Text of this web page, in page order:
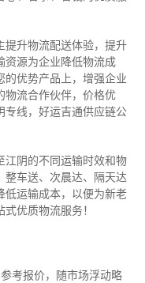
提升物流配送体验，提升
资源为企业降低物流成
的优势产品上，增强企业
物流合作伙伴，价格优
专线，好运吉通供应链公
江阴的不同运输时效和物
整车送、次晨达、隔天达
低运输成本，以便为新老
优质物流服务！
考报价，随市场浮动略